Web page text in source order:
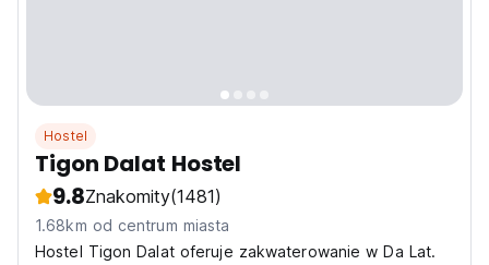
Hostel
Tigon Dalat Hostel
9.8Znakomity(1481)
1.68km od centrum miasta
Hostel Tigon Dalat oferuje zakwaterowanie w Da Lat.